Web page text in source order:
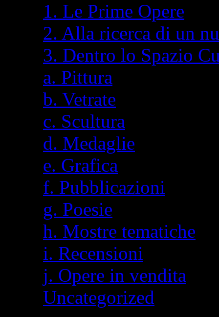
1. Le Prime Opere
2. Alla ricerca di un
3. Dentro lo Spazio
a. Pittura
b. Vetrate
c. Scultura
d. Medaglie
e. Grafica
f. Pubblicazioni
g. Poesie
h. Mostre tematiche
i. Recensioni
j. Opere in vendita
Uncategorized